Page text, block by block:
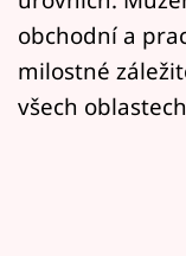
Sledujte nás
obchodní a
milostné
všech